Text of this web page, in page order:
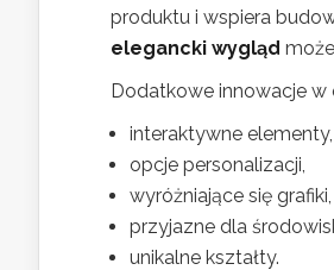
produktu i wspiera
elegancki wygląd
Dodatkowe innowacje w
interaktywne elementy,
opcje personalizacji,
wyróżniające się grafiki,
przyjazne dla
unikalne kształty.